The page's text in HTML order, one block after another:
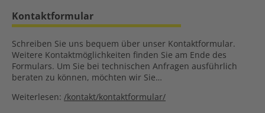
Kontaktformular
Schreiben Sie uns bequem über unser Kontaktformular.
Weitere Kontaktmöglichkeiten finden Sie am Ende des
Formulars. Um Sie bei technischen Anfragen ausführlich
beraten zu können, möchten wir Sie…
Weiterlesen: /kontakt/kontaktformular/